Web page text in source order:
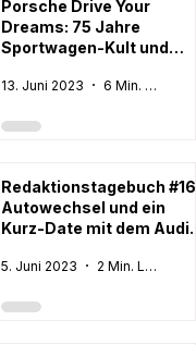
Porsche Drive Your
Dreams: 75 Jahre
Sportwagen-Kult und
fahren
13. Juni 2023 6 Min. Lesezeit
Redaktionstagebuch #16:
Autowechsel und ein
Kurz-Date mit dem Audi
5. Juni 2023 2 Min. Lesezeit